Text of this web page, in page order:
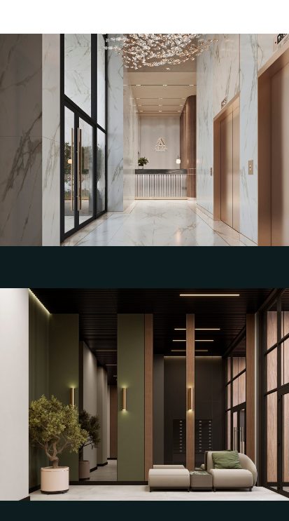
Разработка эскизного дизайн-проекта и
визуализаций интерьера парадных МОП
для клубного квартала "Aurum"
Группа компаний СТРОЙТЭК, г. Уфа
Смотреть эскизный дизайн проект МОП
Разработка эскизного дизайн-проекта и
визуализаций интерьера парадных МОП
для Жилого квартала «Foreville»
СЗ Три Эс Дмитровское 2
Смотреть кейс